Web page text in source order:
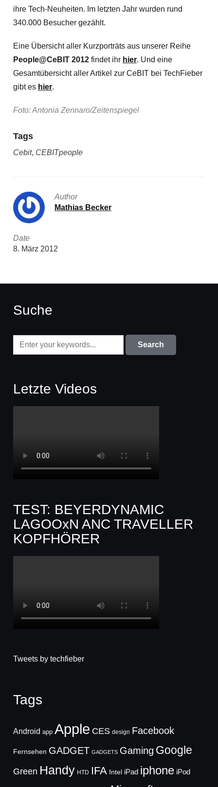
ihre Tech-Neuheiten. Im letzten Jahr wurden rund
340.000 Besucher gezählt.
Eine Übersicht aller Kurzporträts aus unserer Reihe
People@CeBIT 2012findet ihr hier. Und eine
Gesamtübersicht aller Artikel zur CeBIT bei TechFieber
gibt es hier.
Foto: Antonia Zennaro/Zeitenspiegel
Tags
Cebit, CEBITpeople
Author
Mathias Becker
Date
8. März 2012
Suche
Letzte Videos
TEST: BEYERDYNAMIC
LAGOOxN ANC TRAVELLER
KOPFHÖRER
Tweets by techfieber
Tags
Android app Apple CES design Facebook
Fernsehen GADGET GADGETS Gaming Google
Green Handy HTD IFA Intel iPad iphone iPod